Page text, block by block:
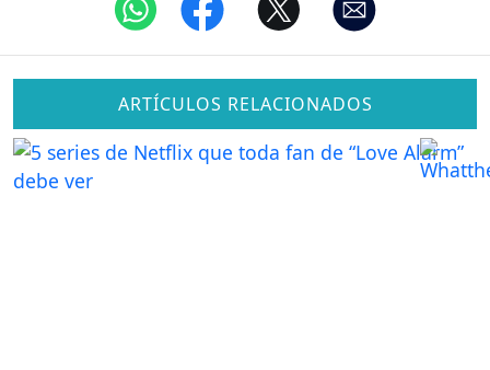
ARTÍCULOS RELACIONADOS